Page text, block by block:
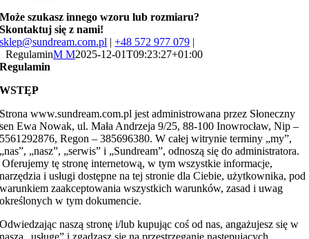
Może szukasz innego wzoru lub rozmiaru?
Skontaktuj się z nami!
sklep@sundream.com.pl |+48 572 977 079 |
RegulaminM M2025-12-01T09:23:27+01:00
Regulamin
WSTĘP
Strona www.sundream.com.pl jest administrowana przez Słoneczny
sen Ewa Nowak, ul. Mała Andrzeja 9/25, 88-100 Inowrocław, Nip –
5561292876, Regon – 385696380. W całej witrynie terminy „my”,
„nas”, „nasz”, „serwis” i „Sundream”, odnoszą się do administratora.
Oferujemy tę stronę internetową, w tym wszystkie informacje,
narzędzia i usługi dostępne na tej stronie dla Ciebie, użytkownika, pod
warunkiem zaakceptowania wszystkich warunków, zasad i uwag
określonych w tym dokumencie.
Odwiedzając naszą stronę i/lub kupując coś od nas, angażujesz się w
naszą „usługę” i zgadzasz się na przestrzeganie następujących